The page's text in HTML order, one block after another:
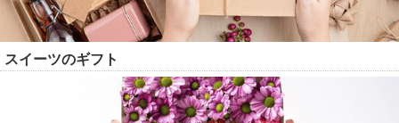
スイーツのギフト